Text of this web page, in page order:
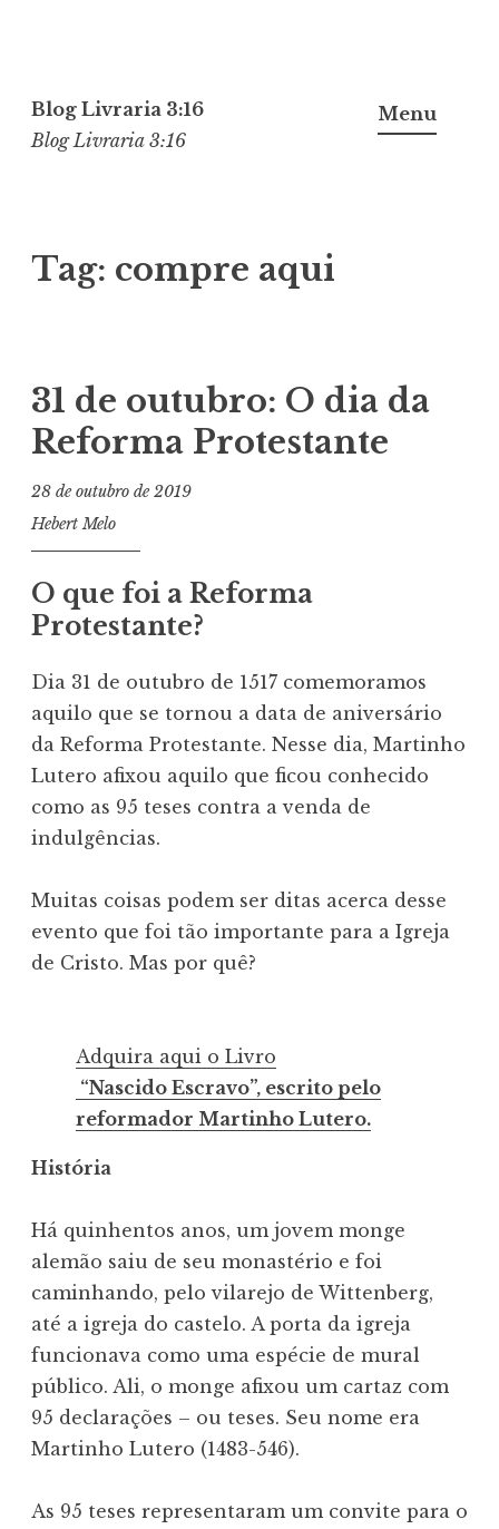
para
o
Blog Livraria 3:16
Blog Livraria 3:16
Menu
Tag: compre aqui
31 de outubro: O dia da
Reforma Protestante
28 de outubro de 2019
Hebert Melo
O que foi a Reforma
Protestante?
Dia 31 de outubro de 1517 comemoramos
aquilo que se tornou a data de aniversário
da Reforma Protestante. Nesse dia, Martinho
Lutero afixou aquilo que ficou conhecido
como as 95 teses contra a venda de
indulgências.
Muitas coisas podem ser ditas acerca desse
evento que foi tão importante para a Igreja
de Cristo. Mas por quê?
Adquira aqui o Livro
“Nascido Escravo”, escrito pelo
reformador Martinho Lutero.
História
Há quinhentos anos, um jovem monge
alemão saiu de seu monastério e foi
caminhando, pelo vilarejo de Wittenberg,
até a igreja do castelo. A porta da igreja
funcionava como uma espécie de mural
público. Ali, o monge afixou um cartaz com
95 declarações – ou teses. Seu nome era
Martinho Lutero (1483-546).
As 95 teses representaram um convite para o